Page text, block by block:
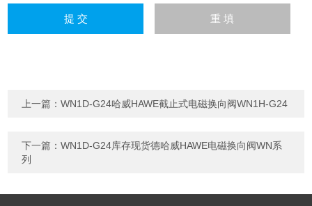
上一篇：WN1D-G24哈威HAWE截止式电磁换向阀WN1H-G24
下一篇：WN1D-G24库存现货德哈威HAWE电磁换向阀WN系
列